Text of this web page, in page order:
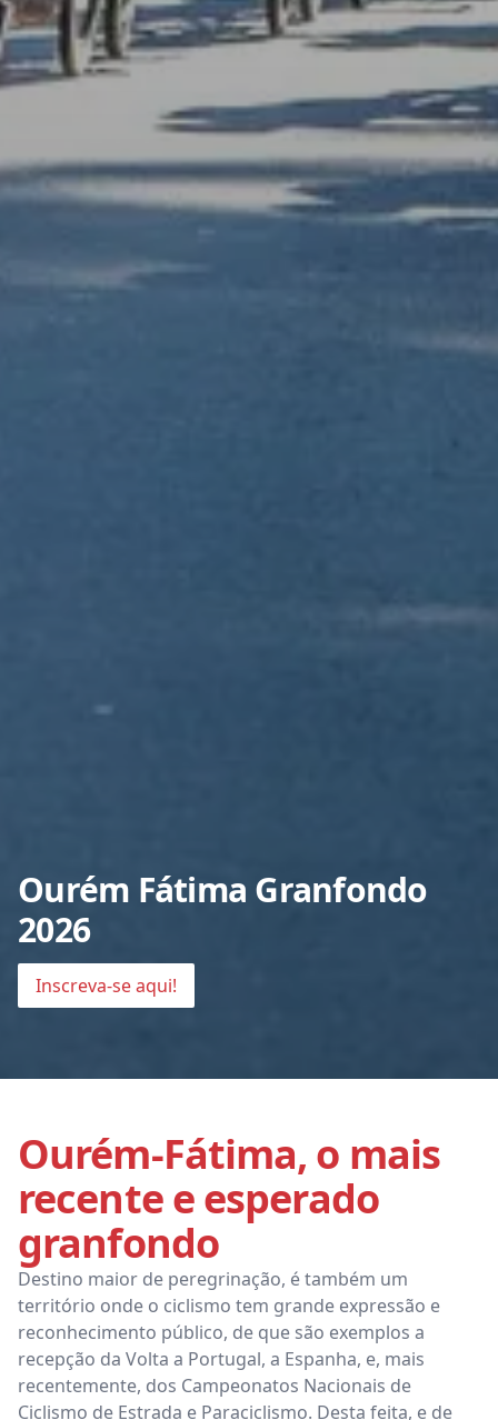
Ourém Fátima Granfondo
2026
Inscreva-se aqui!
Ourém-Fátima, o mais
recente e esperado
granfondo
Destino maior de peregrinação, é também um
território onde o ciclismo tem grande expressão e
reconhecimento público, de que são exemplos a
recepção da Volta a Portugal, a Espanha, e, mais
recentemente, dos Campeonatos Nacionais de
Ciclismo de Estrada e Paraciclismo. Desta feita, e de